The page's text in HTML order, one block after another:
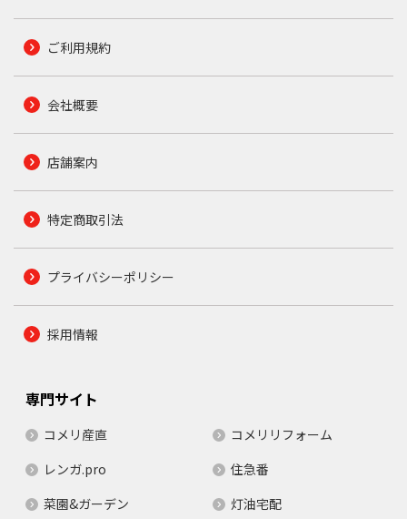
ご利用規約
会社概要
店舗案内
特定商取引法
プライバシーポリシー
採用情報
専門サイト
コメリ産直
コメリリフォーム
レンガ.pro
住急番
菜園&ガーデン
灯油宅配